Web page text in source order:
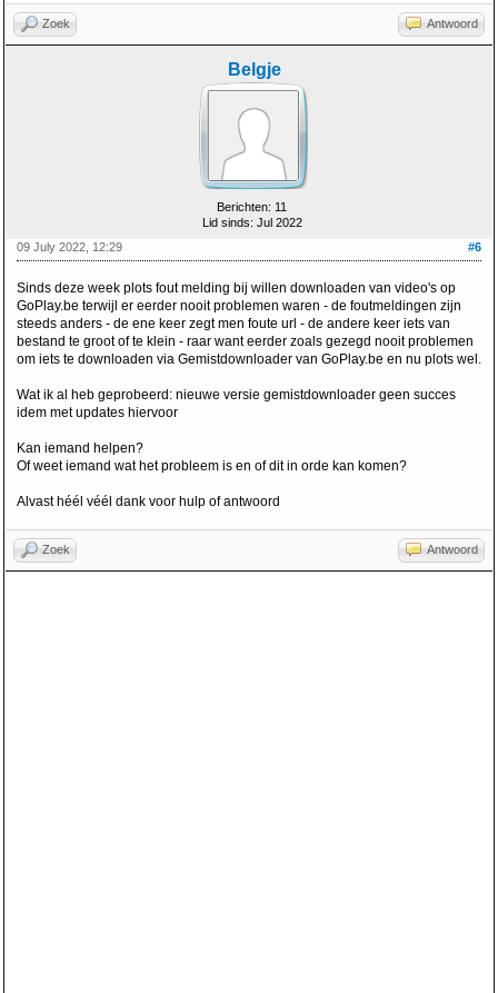
Zoek Antwoord
Belgje
Berichten: 11
Lid sinds: Jul 2022
#6
09 July 2022, 12:29
Sinds deze week plots fout melding bij willen downloaden van video's op
GoPlay.be terwijl er eerder nooit problemen waren - de foutmeldingen zijn
steeds anders - de ene keer zegt men foute url - de andere keer iets van
bestand te groot of te klein - raar want eerder zoals gezegd nooit problemen
om iets te downloaden via Gemistdownloader van GoPlay.be en nu plots wel.
Wat ik al heb geprobeerd: nieuwe versie gemistdownloader geen succes
idem met updates hiervoor
Kan iemand helpen?
Of weet iemand wat het probleem is en of dit in orde kan komen?
Alvast héél véél dank voor hulp of antwoord
Zoek Antwoord